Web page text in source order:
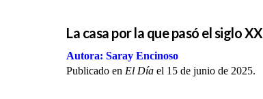
La casa por la que pasó el siglo XX
Autora: Saray Encinoso
Publicado en El Día el 15 de junio de 2025.